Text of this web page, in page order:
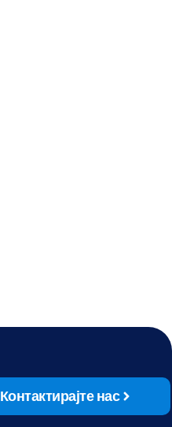
Контактирајте нас